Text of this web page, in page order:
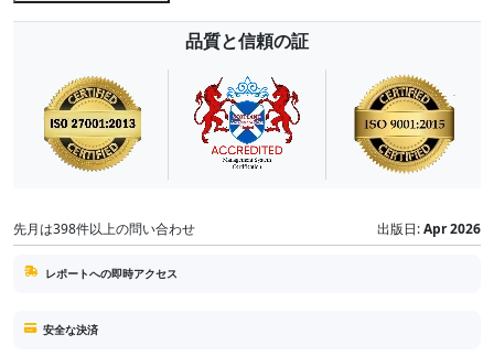
品質と信頼の証
先月は398件以上の問い合わせ 出版日:Apr 2026
レポートへの即時アクセス
安全な決済